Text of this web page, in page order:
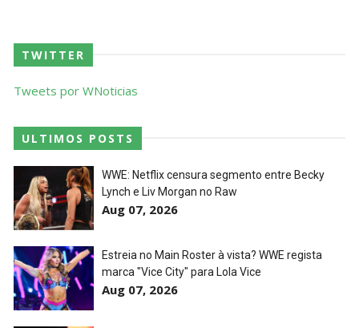
TWITTER
Tweets por WNoticias
ULTIMOS POSTS
WWE: Netflix censura segmento entre Becky
Lynch e Liv Morgan no Raw
Aug 07, 2026
Estreia no Main Roster à vista? WWE regista
marca "Vice City" para Lola Vice
Aug 07, 2026